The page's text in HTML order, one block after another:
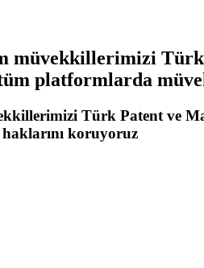
müvekkillerimizi
platformlarda
Türk Patent ve
koruyoruz